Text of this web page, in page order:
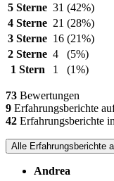
5 Sterne 31 (42%)
4 Sterne 21 (28%)
3 Sterne 16 (21%)
2 Sterne 4
(5%)
1 Stern
1 (1%)
73 Bewertungen
9 Erfahrungsberichte
42 Erfahrungsberichte
Alle Erfahrungsberichte
Andrea